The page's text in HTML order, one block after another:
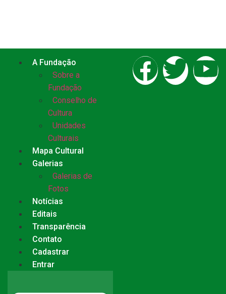
A Fundação
Sobre a
Fundação
Conselho de
Cultura
Unidades
Culturais
Mapa Cultural
Galerias
Galerias de
Fotos
Notícias
Editais
Transparência
Contato
Cadastrar
Entrar